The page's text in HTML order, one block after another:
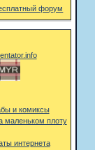
форум